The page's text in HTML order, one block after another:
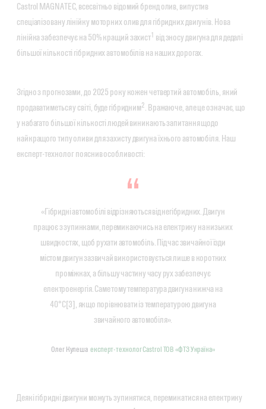
Castrol MAGNATEC, всесвітньо відомий бренд олив, випустив
спеціалізовану лінійку моторних олив для гібридних двигунів. Нова
лінійка забезпечує на 50% кращий захист1 від зносу двигуна для дедалі
більшої кількості гібридних автомобілів на наших дорогах.
Згідно з прогнозами, до 2025 року кожен четвертий автомобіль, який
продаватиметься у світі, буде гібридним2 . Вражаюче, але це означає, що
у набагато більшої кількості людей виникають запитання щодо
найкращого типу оливи для захисту двигуна їхнього автомобіля. Наш
експерт-технолог пояснив особливості:
«Гібридні автомобілі відрізняються від негібридних. Двигун
працює з зупинками, перемикаючись на електрику на низьких
швидкостях, щоб рухати автомобіль. Під час звичайної їзди
містом двигун зазвичай використовується лише в коротких
проміжках, а більшу частину часу рух забезпечує
електроенергія. Саме тому температура двигуна нижча на
40°C[3], якщо порівнювати із температурою двигуна
звичайного автомобіля».
Олег Кулеша експерт-технолог Castrol ТОВ «ФТЗ Україна»
Деякі гібридні двигуни можуть зупинятися, перемикатися на електрику